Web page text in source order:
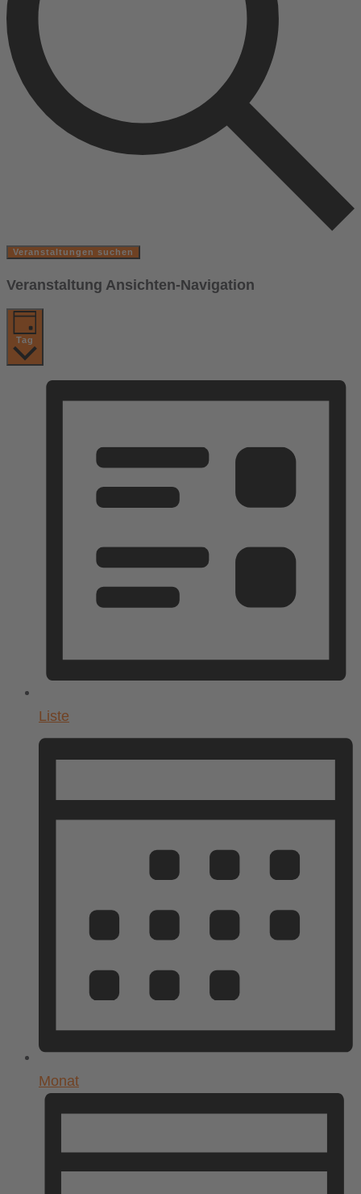
Veranstaltungen suchen
Veranstaltung Ansichten-Navigation
Tag
Liste
Monat